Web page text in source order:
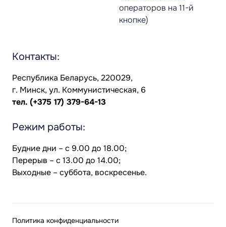
операторов на 11-й
кнопке)
Контакты:
Республика Беларусь, 220029,
г. Минск, ул. Коммунистическая, 6
тел. (+375 17) 379-64-13
Режим работы:
Будние дни – с 9.00 до 18.00;
Перерыв – с 13.00 до 14.00;
Выходные – суббота, воскресенье.
Политика конфиденциальности